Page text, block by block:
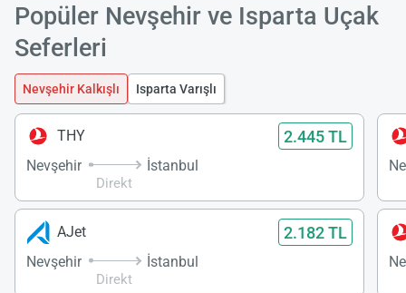
Popüler Nevşehir ve Isparta Uçak
Seferleri
Nevşehir Kalkışlı Isparta Varışlı
THY 2.445 TL
Nevşehir
Direkt
İstanbul
AJet 2.182 TL
Nevşehir
Direkt
İstanbul